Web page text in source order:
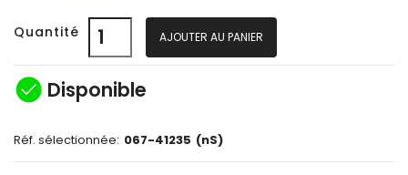
Quantité AJOUTER AU PANIER
check_circle Disponible
Réf. sélectionnée: 067-41235 (nS)